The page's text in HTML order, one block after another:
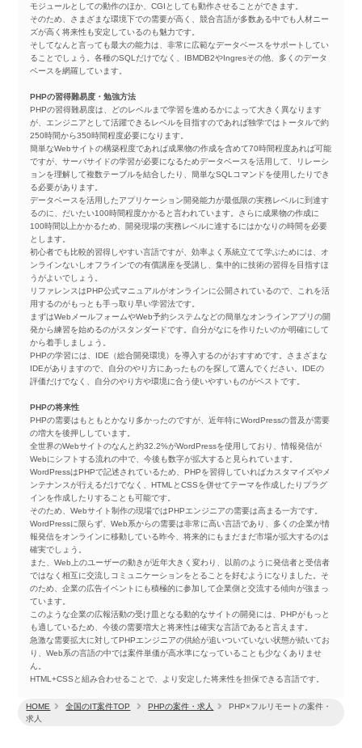
HOME 全国のIT案件TOP PHPの案件・求人
PHP×フルリモートの案件・
求人
モジュールとしての動作のほか、CGIとしても動作させることができます。
そのため、さまざまな環境下での需要が高く、競合言語が多数ある中でも人材ニー
ズが高く将来性も安定しているのも魅力です。
そしてなんと言っても最大の能力は、非常に広範なデータベースをサポートしてい
ることでしょう。各種のSQLだけでなく、IBMDB2やIngresその他、多くのデータ
ベースを網羅しています。
PHPの習得難易度・勉強方法
PHPの習得難易度は、どのレベルまで学習を進めるかによって大きく異なります
が、エンジニアとして活躍できるレベルを目指すのであれば独学ではトータルで約
250時間から350時間程度必要になります。
簡単なWebサイトの構築程度であれば成果物の作成を含めて70時間程度あれば可能
ですが、サーバサイドの学習が必要になるためデータベースを活用して、リレーシ
ョンを理解して複数テーブルを結合したり、簡単なSQLコマンドを使用したりでき
る必要があります。
データベースを活用したアプリケーション開発能力が最低限の実務レベルに到達す
るのに、だいたい100時間程度かかると言われています。さらに成果物の作成に
100時間以上かかるため、開発現場の実務レベルに達するにはかなりの時間を必要
とします。
初心者でも比較的習得しやすい言語ですが、効率よく系統立てて学ぶためには、オ
ンラインないしオフラインでの有償講座を受講し、集中的に技術の習得を目指すほ
うがよいでしょう。
リファレンスはPHP公式マニュアルがオンラインに公開されているので、これを活
用するのがもっとも手っ取り早い学習法です。
まずはWebメールフォームやWeb予約システムなどの簡単なオンラインアプリの開
発から練習を始めるのがスタンダードです。自分がなにを作りたいのか明確にして
から着手しましょう。
PHPの学習には、IDE（総合開発環境）を導入するのがおすすめです。さまざまな
IDEがありますので、自分のやり方にあったものを探して選んでください。IDEの
評価だけでなく、自分のやり方や環境に合う使いやすいものがベストです。
PHPの将来性
PHPの需要はもともとかなり多かったのですが、近年特にWordPressの普及が需要
の増大を後押ししています。
全世界のWebサイトのなんと約32.2%がWordPressを使用しており、情報発信が
Webにシフトする流れの中で、今後も数字が拡大すると見られています。
WordPressはPHPで記述されているため、PHPを習得していればカスタマイズやメ
ンテナンスが行えるだけでなく、HTMLとCSSを併せてテーマを作成したりプラグ
インを作成したりすることも可能です。
そのため、Webサイト制作の現場ではPHPエンジニアの需要は高まる一方です。
WordPressに限らず、Web系からの需要は非常に高い言語であり、多くの企業が情
報発信をオンラインに移動している昨今、将来的にもまだまだ市場が拡大するのは
確実でしょう。
また、Web上のユーザーの動きが近年大きく変わり、以前のように発信者と受信者
ではなく相互に交流しコミュニケーションをとることを好むようになりました。そ
のため、企業の広告イベントにも積極的に参加して企業側と交流する傾向が強まっ
ています。
このような企業の広報活動の受け皿となる動的なサイトの開発には、PHPがもっと
も適しているため、今後の需要増大と将来性は確実な言語であると言えます。
急激な需要拡大に対してPHPエンジニアの供給が追いついていない状態が続いてお
り、Web系の言語の中では案件単価が高水準になっていることも少なくありませ
ん。
HTML+CSSと組み合わせることで、より安定した将来性を担保できる言語です。